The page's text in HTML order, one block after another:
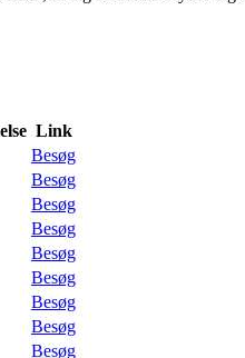
Link
Besøg
Besøg
Besøg
Besøg
Besøg
Besøg
Besøg
Besøg
Besøg